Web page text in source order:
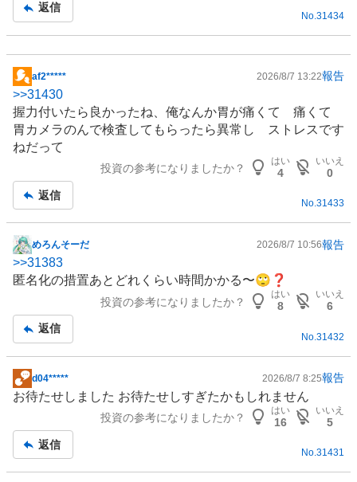
返信
No. 31434
掲
示
板
記
事
af2***** 2026/8/7 13:22報告
>>31430
握力付いたら良かったね、俺なんか胃が痛くて 痛くて
胃カメラのんで検査してもらったら異常し ストレスです
ねだって
投資の参考になりましたか？
はい
4
いいえ
0
返信
No.31433
掲
示
板
めろんそーだ 2026/8/7 10:56報告
>>31383
匿名化の措置あとどれくらい時間かかる〜🙄❓
投資の参考になりましたか？
はい
8
いいえ
6
返信
No. 31432
掲
示
事
d04***** 2026/8/7 8:25報告
お待たせしました お待たせしすぎたかもしれません
投資の参考になりましたか？
はい
16
いいえ
5
返信
No.31431